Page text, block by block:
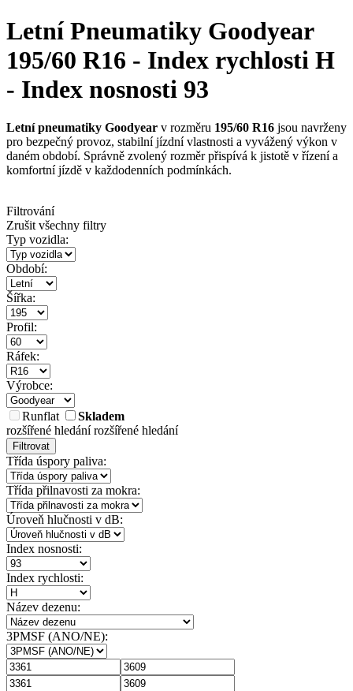
Letní Pneumatiky Goodyear
195/60 R16 - Index rychlosti H
- Index nosnosti 93
Letní pneumatiky Goodyear v rozměru 195/60 R16 jsou navrženy
pro bezpečný provoz, stabilní jízdní vlastnosti a vyvážený výkon v
daném období. Správně zvolený rozměr přispívá k jistotě v řízení a
komfortní jízdě v každodenních podmínkách.
Filtrování
Zrušit všechny filtry
Typ vozidla:
Období:
Šířka:
Profil:
Ráfek:
Výrobce:
Runflat
Skladem
rozšířené hledánírozšířené hledání
Filtrovat
Třída úspory paliva:
Třída přilnavosti za mokra:
Úroveň hlučnosti v dB:
Index nosnosti:
Index rychlosti:
Název dezenu:
3PMSF (ANO/NE):